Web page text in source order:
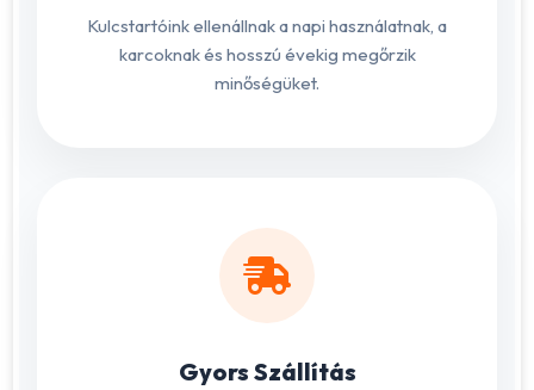
Kulcstartóink ellenállnak a napi használatnak, a
karcoknak és hosszú évekig megőrzik
minőségüket.
Gyors Szállítás